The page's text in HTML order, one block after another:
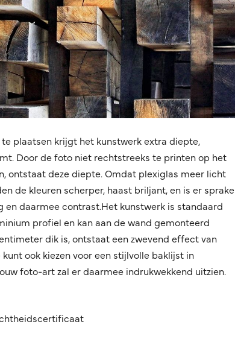
plaatsen krijgt het kunstwerk extra diepte,
Door de foto niet rechtstreeks te printen op het
ontstaat deze diepte. Omdat plexiglas meer licht
de kleuren scherper, haast briljant, en is er sprake
daarmee contrast.Het kunstwerk is standaard
profiel en kan aan de wand gemonteerd
dik is, ontstaat een zwevend effect van
ook kiezen voor een stijlvolle baklijst in
foto-art zal er daarmee indrukwekkend uitzien.